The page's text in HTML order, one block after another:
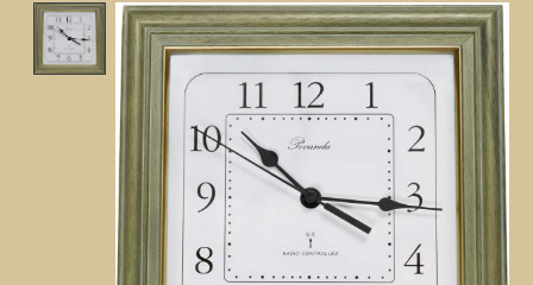
Product image slideshow Items